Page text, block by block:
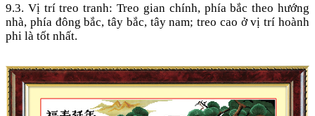
9.3. Vị trí treo tranh: Treo gian chính, phía bắc theo hướng
nhà, phía đông bắc, tây bắc, tây nam; treo cao ở vị trí hoành
phi là tốt nhất.